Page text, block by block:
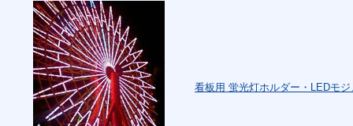
看板用 蛍光灯ホルダー・LEDモ